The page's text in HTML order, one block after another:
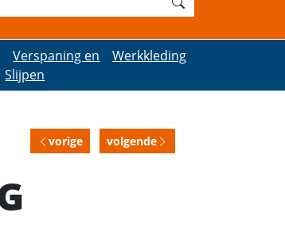
Verspaning en
Slijpen
Werkkleding
vorige volgende